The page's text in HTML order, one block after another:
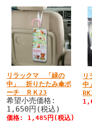
リラックマ 「緑の
中」 折りたたみ傘ポ
ーチ ＲＫ23
希望小売価格:
1,650円(税込)
価格: 1,485円(税込)
リ
中